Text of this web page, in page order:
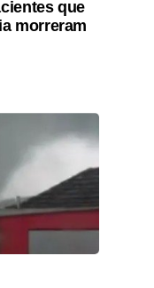
que
morreram